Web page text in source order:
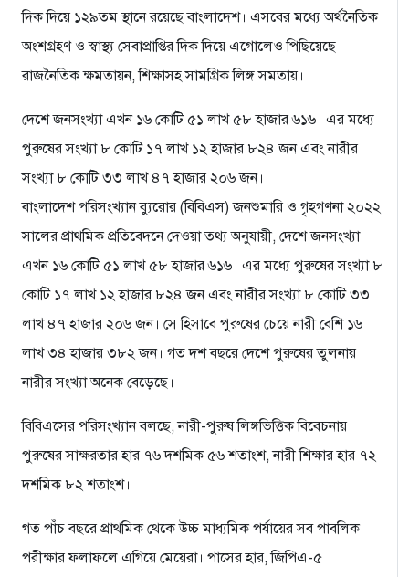
দিক দিয়ে ১২৯তম স্থানে রয়েছে বাংলাদেশ। এসবের মধ্যে অর্থনৈতিক
অংশগ্রহণ ও স্বাস্থ্য সেবাপ্রাপ্তির দিক দিয়ে এগোলেও পিছিয়েছে
রাজনৈতিক ক্ষমতায়ন, শিক্ষাসহ সামগ্রিক লিঙ্গ সমতায়।
দেশে জনসংখ্যা এখন ১৬ কোটি ৫১ লাখ ৫৮ হাজার ৬১৬। এর মধ্যে
পুরুষের সংখ্যা ৮ কোটি ১৭ লাখ ১২ হাজার ৮২৪ জন এবং নারীর
সংখ্যা ৮ কোটি ৩৩ লাখ ৪৭ হাজার ২০৬ জন।
বাংলাদেশ পরিসংখ্যান ব্যুরোর (বিবিএস) জনশুমারি ও গৃহগণনা ২০২২
সালের প্রাথমিক প্রতিবেদনে দেওয়া তথ্য অনুযায়ী, দেশে জনসংখ্যা
এখন ১৬ কোটি ৫১ লাখ ৫৮ হাজার ৬১৬। এর মধ্যে পুরুষের সংখ্যা ৮
কোটি ১৭ লাখ ১২ হাজার ৮২৪ জন এবং নারীর সংখ্যা ৮ কোটি ৩৩
লাখ ৪৭ হাজার ২০৬ জন। সে হিসাবে পুরুষের চেয়ে নারী বেশি ১৬
লাখ ৩৪ হাজার ৩৮২ জন। গত দশ বছরে দেশে পুরুষের তুলনায়
নারীর সংখ্যা অনেক বেড়েছে।
বিবিএসের পরিসংখ্যান বলছে, নারী-পুরুষ লিঙ্গভিত্তিক বিবেচনায়
পুরুষের সাক্ষরতার হার ৭৬ দশমিক ৫৬ শতাংশ, নারী শিক্ষার হার ৭২
দশমিক ৮২ শতাংশ।
গত পাঁচ বছরে প্রাথমিক থেকে উচ্চ মাধ্যমিক পর্যায়ের সব পাবলিক
পরীক্ষার ফলাফলে এগিয়ে মেয়েরা। পাসের হার, জিপিএ-৫